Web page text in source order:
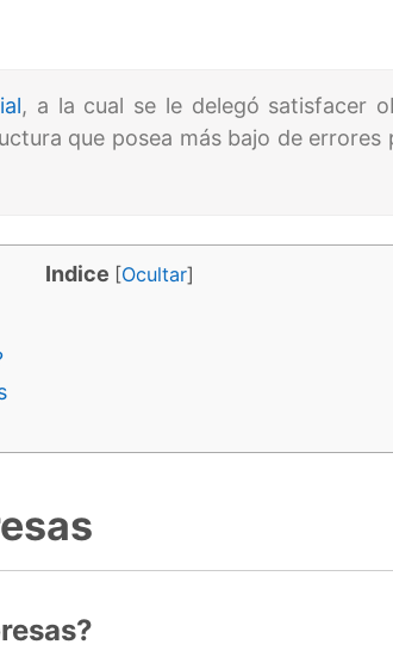
, a la cual se le delegó satisfacer
que posea más bajo de
Indice [Ocultar]